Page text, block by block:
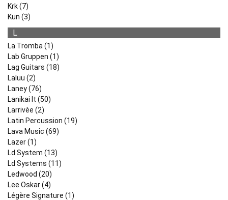
Krk (7)
Kun (3)
L
La Tromba (1)
Lab Gruppen (1)
Lag Guitars (18)
Laluu (2)
Laney (76)
Lanikai It (50)
Larrivèe (2)
Latin Percussion (19)
Lava Music (69)
Lazer (1)
Ld System (13)
Ld Systems (11)
Ledwood (20)
Lee Oskar (4)
Légère Signature (1)